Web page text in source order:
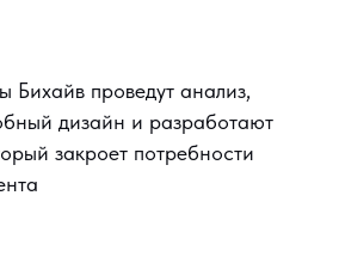
Бихайв проведут анализ,
дизайн и разработают
закроет потребности